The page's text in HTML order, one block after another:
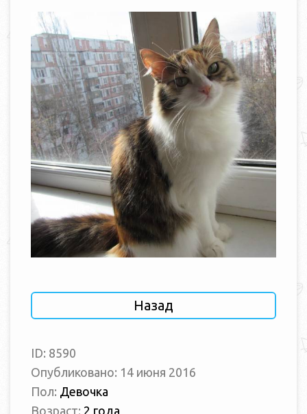
Назад
ID: 8590
Опубликовано: 14 июня 2016
Пол: Девочка
Возраст: 2 года